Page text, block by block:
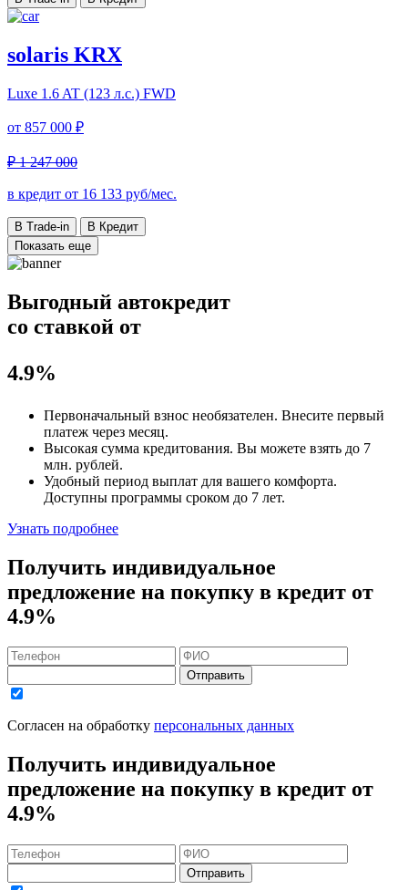
solaris KRX
Luxe 1.6 AT (123 л.с.) FWD
от 857 000 ₽
₽ 1 247 000
в кредит от 16 133 руб/мес.
В Trade-in
В Кредит
Показать еще
Выгодный автокредит
со ставкой от
4.9%
Первоначальный взнос необязателен. Внесите первый
платеж через месяц.
Высокая сумма кредитования. Вы можете взять до 7
млн. рублей.
Удобный период выплат для вашего комфорта.
Доступны программы сроком до 7 лет.
Узнать подробнее
Получить индивидуальное
предложение на покупку в кредит от
4.9%
Отправить
Согласен на обработку персональных данных
Получить индивидуальное
предложение на покупку в кредит от
4.9%
Отправить